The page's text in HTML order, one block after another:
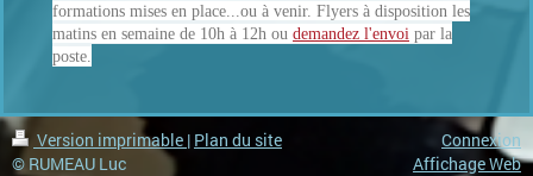
formations mises en place...ou à venir. Flyers à disposition les
matins en semaine de 10h à 12h ou demandez l'envoi par la
poste.
Version imprimable | Plan du site
© RUMEAU Luc
Connexion
Affichage Web